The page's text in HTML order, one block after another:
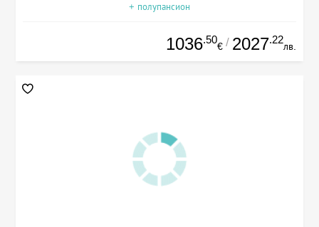
+ полупансион
1036.50
€ / 2027.22
лв.